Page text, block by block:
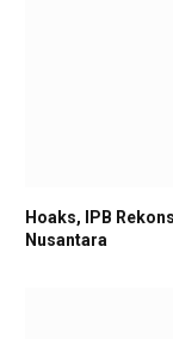
Hoaks, IPB
Nusantara